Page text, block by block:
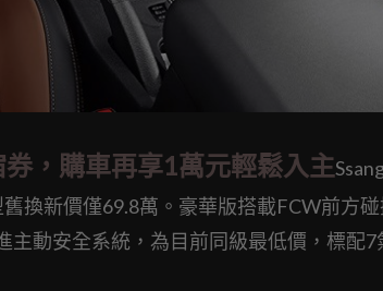
，購車再享1萬元輕鬆入主
換新價僅69.8萬。豪華版搭載FCW前方
動安全系統，為目前同級最低價，標配